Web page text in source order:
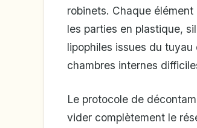
robinets. Chaque
les parties en plastique,
lipophiles issues du tuyau
chambres internes
Le protocole de
vider complètement le